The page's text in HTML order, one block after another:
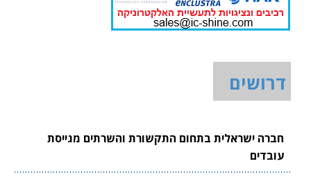
דרושים
חברה ישראלית בתחום התקשורת והשרתים מגייסת
עובדים